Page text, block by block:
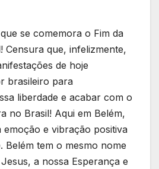
se comemora o Fim da
Censura que, infelizmente,
de hoje
brasileiro para
liberdade e acabar com o
no Brasil! Aqui em Belém,
emoção e vibração positiva
tem o mesmo nome
a nossa Esperança e